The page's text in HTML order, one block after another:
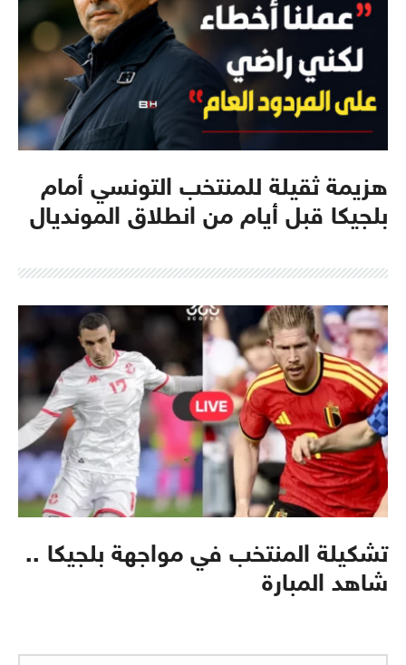
هزيمة ثقيلة للمنتخب التونسي أمام
بلجيكا قبل أيام من انطلاق المونديال
تشكيلة المنتخب في مواجهة بلجيكا ..
شاهد المبارة